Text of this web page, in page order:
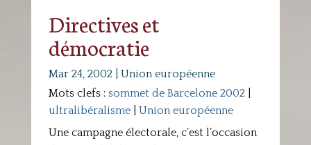
Directives et
démocratie
Mar 24, 2002| Union européenne
Mots clefs : sommet de Barcelone 2002|
ultralibéralisme| Union européenne
Une campagne électorale, c’est l’occasion